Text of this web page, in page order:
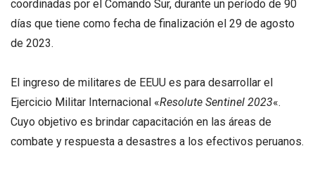
coordinadas por el Comando Sur, durante un período de 90
días que tiene como fecha de finalización el 29 de agosto
de 2023.
El ingreso de militares de EEUU es para desarrollar el
Ejercicio Militar Internacional «Resolute Sentinel 2023«.
Cuyo objetivo es brindar capacitación en las áreas de
combate y respuesta a desastres a los efectivos peruanos.